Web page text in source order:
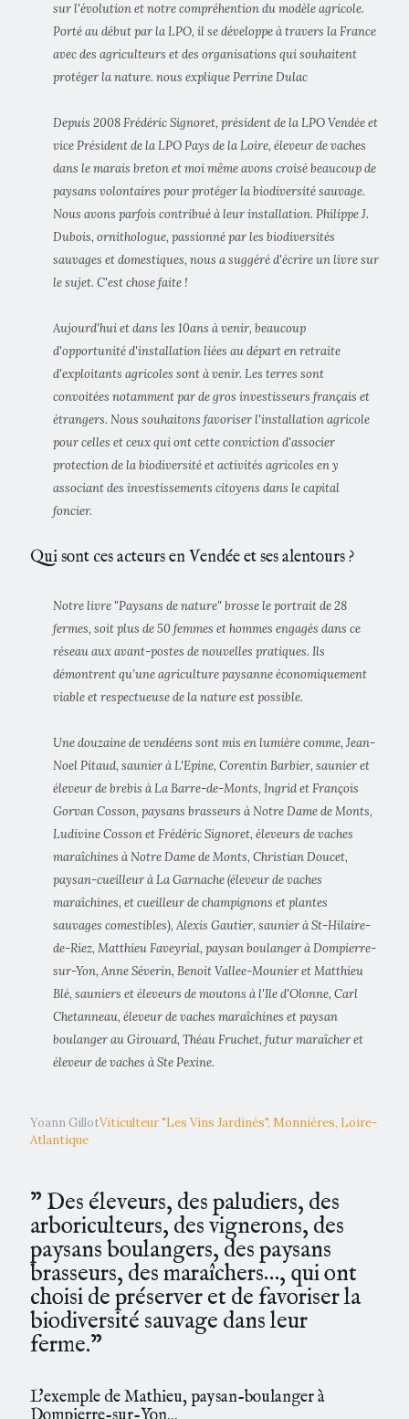
sur l'évolution et notre compréhention du modèle agricole.
Porté au début par la LPO, il se développe à travers la France
avec des agriculteurs et des organisations qui souhaitent
protéger la nature. nous explique Perrine Dulac
Depuis 2008 Frédéric Signoret, président de la LPO Vendée et
vice Président de la LPO Pays de la Loire, éleveur de vaches
dans le marais breton et moi même avons croisé beaucoup de
paysans volontaires pour protéger la biodiversité sauvage.
Nous avons parfois contribué à leur installation. Philippe J.
Dubois, ornithologue, passionné par les biodiversités
sauvages et domestiques, nous a suggéré d'écrire un livre sur
le sujet. C'est chose faite !
Aujourd'hui et dans les 10ans à venir, beaucoup
d'opportunité d'installation liées au départ en retraite
d'exploitants agricoles sont à venir. Les terres sont
convoitées notamment par de gros investisseurs français et
étrangers. Nous souhaitons favoriser l'installation agricole
pour celles et ceux qui ont cette conviction d'associer
protection de la biodiversité et activités agricoles en y
associant des investissements citoyens dans le capital
foncier.
Qui sont ces acteurs en Vendée et ses alentours ?
Notre livre "Paysans de nature" brosse le portrait de 28
fermes, soit plus de 50 femmes et hommes engagés dans ce
réseau aux avant-postes de nouvelles pratiques. Ils
démontrent qu’une agriculture paysanne économiquement
viable et respectueuse de la nature est possible.
Une douzaine de vendéens sont mis en lumière comme, Jean-
Noel Pitaud, saunier à L'Epine, Corentin Barbier, saunier et
éleveur de brebis à La Barre-de-Monts, Ingrid et François
Gorvan Cosson, paysans brasseurs à Notre Dame de Monts,
Ludivine Cosson et Frédéric Signoret, éleveurs de vaches
maraîchines à Notre Dame de Monts, Christian Doucet,
paysan-cueilleur à La Garnache (éleveur de vaches
maraîchines, et cueilleur de champignons et plantes
sauvages comestibles), Alexis Gautier, saunier à St-Hilaire-
de-Riez, Matthieu Faveyrial, paysan boulanger à Dompierre-
sur-Yon, Anne Séverin, Benoit Vallee-Mounier et Matthieu
Blé, sauniers et éleveurs de moutons à l'Ile d'Olonne, Carl
Chetanneau, éleveur de vaches maraîchines et paysan
boulanger au Girouard, Théau Fruchet, futur maraîcher et
éleveur de vaches à Ste Pexine.
Yoann GillotViticulteur "Les Vins Jardinés", Monnières, Loire-
Atlantique
” Des éleveurs, des paludiers, des
arboriculteurs, des vignerons, des
paysans boulangers, des paysans
brasseurs, des maraîchers…, qui ont
choisi de préserver et de favoriser la
biodiversité sauvage dans leur
ferme.”
L'exemple de Mathieu, paysan-boulanger à